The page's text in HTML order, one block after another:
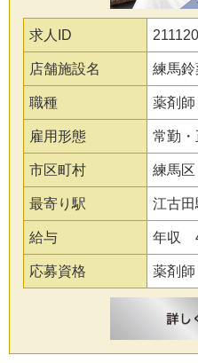
求人ID 211120
店舗施設名 練馬鈴
職種 薬剤師
雇用形態 常勤・
市区町村 練馬区
最寄り駅 江古田
給与 年収
応募資格 薬剤師